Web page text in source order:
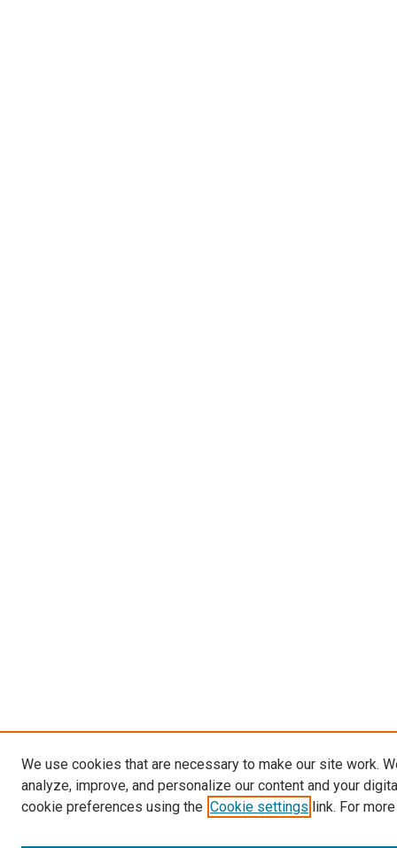
We use cookies that are necessary to make our site work.
analyze, improve, and personalize our content and your
cookie preferences using the Cookie settings link. For